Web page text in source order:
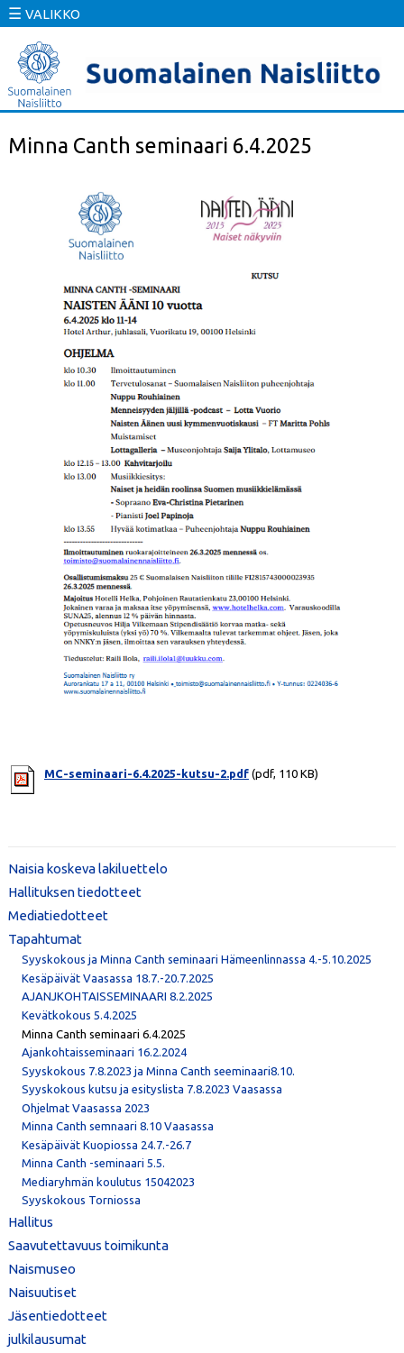
☰ VALIKKO
Minna Canth seminaari 6.4.2025
MC-seminaari-6.4.2025-kutsu-2.pdf(pdf, 110 KB)
Naisia koskeva lakiluettelo
Hallituksen tiedotteet
Mediatiedotteet
Tapahtumat
Syyskokous ja Minna Canth seminaari Hämeenlinnassa 4.-5.10.2025
Kesäpäivät Vaasassa 18.7.-20.7.2025
AJANJKOHTAISSEMINAARI 8.2.2025
Kevätkokous 5.4.2025
Minna Canth seminaari 6.4.2025
Ajankohtaisseminaari 16.2.2024
Syyskokous 7.8.2023 ja Minna Canth seeminaari8.10.
Syyskokous kutsu ja esityslista 7.8.2023 Vaasassa
Ohjelmat Vaasassa 2023
Minna Canth semnaari 8.10 Vaasassa
Kesäpäivät Kuopiossa 24.7.-26.7
Minna Canth -seminaari 5.5.
Mediaryhmän koulutus 15042023
Syyskokous Torniossa
Hallitus
Saavutettavuus toimikunta
Naismuseo
Naisuutiset
Jäsentiedotteet
julkilausumat